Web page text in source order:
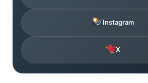
Instagram
X